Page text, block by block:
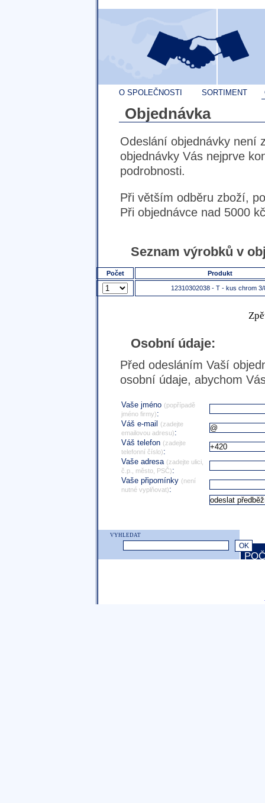
O SPOLEČNOSTI SORTIMENT
Objednávka
Odeslání objednávky není
objednávky Vás nejprve
podrobnosti.
Při větším odběru zboží,
Při objednávce nad 5000
Seznam výrobků v
Počet Produkt
12310302038 - T - kus chrom 3/
Osobní údaje:
Před odesláním Vaší
osobní údaje, abychom
Vaše jméno (popřípadě
jméno firmy):
Váš e-mail
(zadejte
emailovou adresu):
Váš telefon (zadejte
telefonní číslo):
Vaše adresa (zadejte ulici,
č.p., město, PSČ):
Vaše připomínky (není
nutné vyplňovat):
VYHLEDAT